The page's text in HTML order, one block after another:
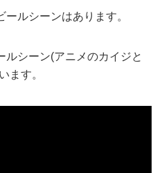
ルシーンはあります。
ルシーン(アニメのカイジと
ます。